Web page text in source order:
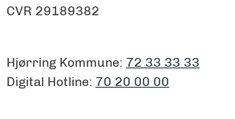
CVR 29189382
Hjørring Kommune: 72 33 33 33
Digital Hotline: 70 20 00 00